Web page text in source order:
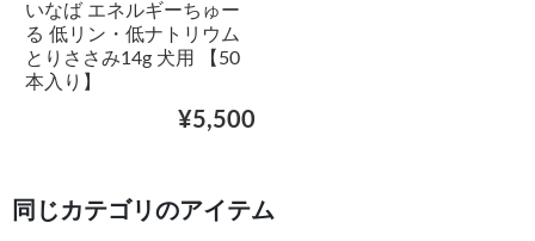
いなば エネルギーちゅー
る 低リン・低ナトリウム
とりささみ14g 犬用 【50
本入り】
¥5,500
同じカテゴリのアイテム